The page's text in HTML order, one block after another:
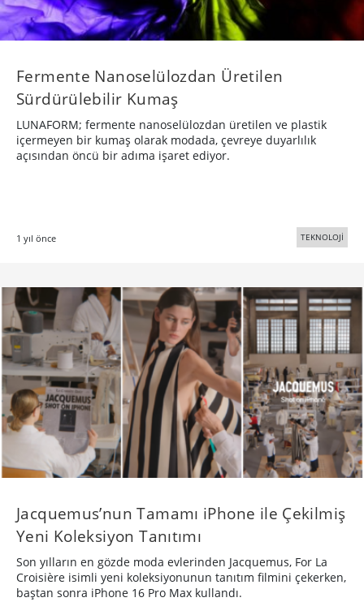
Fermente Nanoselülozdan Üretilen
Sürdürülebilir Kumaş
LUNAFORM; fermente nanoselülozdan üretilen ve plastik
içermeyen bir kumaş olarak modada, çevreye duyarlılık
açısından öncü bir adıma işaret ediyor.
1 yıl önce TEKNOLOJİ
Jacquemus’nun Tamamı iPhone ile Çekilmiş
Yeni Koleksiyon Tanıtımı
Son yılların en gözde moda evlerinden Jacquemus, For La
Croisière isimli yeni koleksiyonunun tanıtım filmini çekerken,
baştan sonra iPhone 16 Pro Max kullandı.